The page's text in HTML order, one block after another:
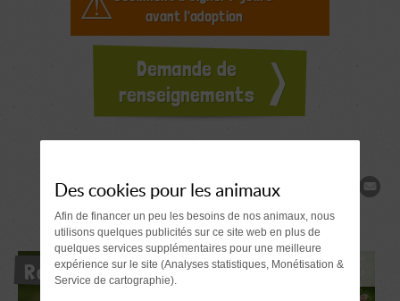
avant l'adoption
Demande de
renseignements
Partager
Réservé
Des cookies pour les animaux
Afin de financer un peu les besoins de nos animaux, nous
utilisons quelques publicités sur ce site web en plus de
quelques services supplémentaires pour une meilleure
expérience sur le site (Analyses statistiques, Monétisation &
Service de cartographie).